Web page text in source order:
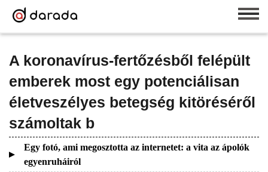
A koronavírus-fertőzésből felépült
emberek most egy potenciálisan
életveszélyes betegség kitöréséről
számoltak b
Egy fotó, ami megosztotta az internetet: a vita az ápolók
egyenruháiról